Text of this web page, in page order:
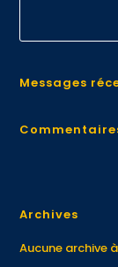
Messages
Archives
Aucune archive